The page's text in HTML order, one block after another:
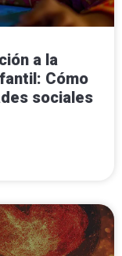
a la
Cómo
sociales